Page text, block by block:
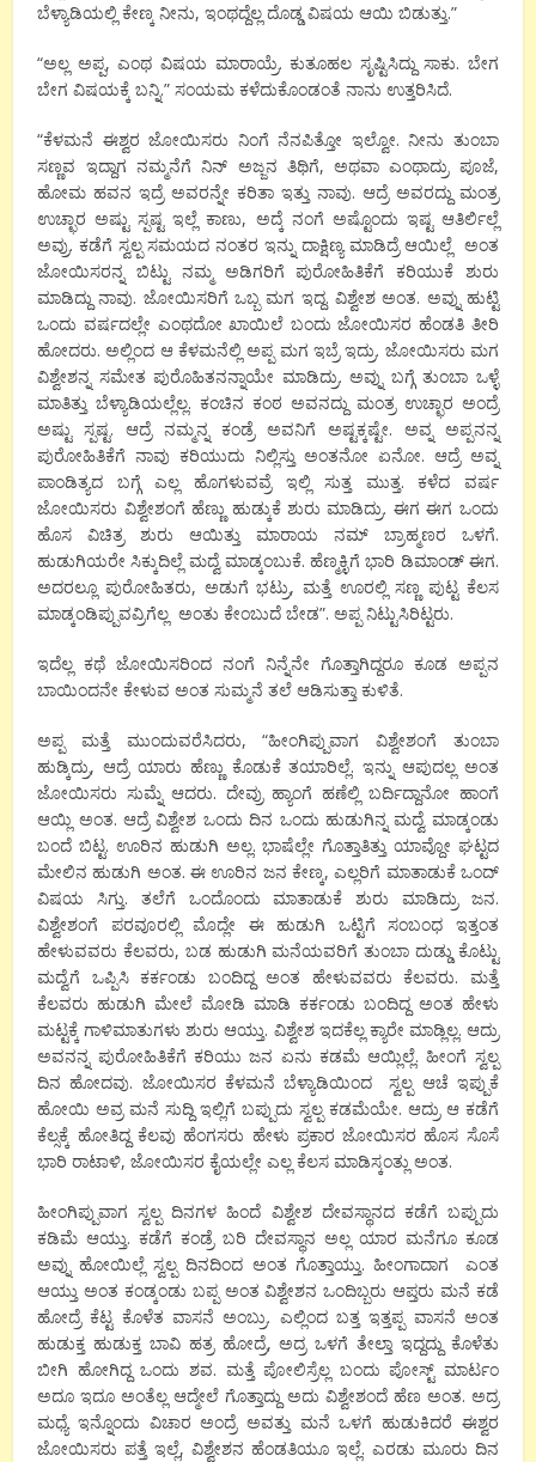
ಬೆಳ್ಯಾಡಿಯಲ್ಲಿ ಕೇಣ್ಕ ನೀನು, ಇಂಥದ್ದೆಲ್ಲ ದೊಡ್ಡ ವಿಷಯ ಆಯಿ ಬಿಡುತ್ತು.”
“ಅಲ್ಲ ಅಪ್ಪ, ಎಂಥ ವಿಷಯ ಮಾರಾಯ್ರೆ. ಕುತೂಹಲ ಸೃಷ್ಟಿಸಿದ್ದು ಸಾಕು. ಬೇಗ
ಬೇಗ ವಿಷಯಕ್ಕೆ ಬನ್ನಿ.” ಸಂಯಮ ಕಳೆದುಕೊಂಡಂತೆ ನಾನು ಉತ್ತರಿಸಿದೆ.
“ಕೆಳಮನೆ ಈಶ್ವರ ಜೋಯಿಸರು ನಿಂಗೆ ನೆನಪಿತ್ತೋ ಇಲ್ವೋ. ನೀನು ತುಂಬಾ
ಸಣ್ಣವ ಇದ್ದಾಗ ನಮ್ಮನೆಗೆ ನಿನ್ ಅಜ್ಜನ ತಿಥಿಗೆ, ಅಥವಾ ಎಂಥಾದ್ರು ಪೂಜೆ,
ಹೋಮ ಹವನ ಇದ್ರೆ ಅವರನ್ನೇ ಕರಿತಾ ಇತ್ತು ನಾವು. ಆದ್ರೆ ಅವರದ್ದು ಮಂತ್ರ
ಉಚ್ಛಾರ ಅಷ್ಟು ಸ್ಪಷ್ಟ ಇಲ್ಲೆ ಕಾಣು, ಅದ್ಕೆ ನಂಗೆ ಅಷ್ಟೊಂದು ಇಷ್ಟ ಆತಿರ್ಲಿಲ್ಲೆ
ಅವ್ರು. ಕಡೆಗೆ ಸ್ವಲ್ಪ ಸಮಯದ ನಂತರ ಇನ್ನು ದಾಕ್ಷಿಣ್ಯ ಮಾಡಿದ್ರೆ ಆಯಿಲ್ಲೆ ಅಂತ
ಜೋಯಿಸರನ್ನ ಬಿಟ್ಟು ನಮ್ಮ ಅಡಿಗರಿಗೆ ಪುರೋಹಿತಿಕೆಗೆ ಕರಿಯುಕೆ ಶುರು
ಮಾಡಿದ್ದು ನಾವು. ಜೋಯಿಸರಿಗೆ ಒಬ್ಬ ಮಗ ಇದ್ದ. ವಿಶ್ವೇಶ ಅಂತ. ಅವ್ನು ಹುಟ್ಟಿ
ಒಂದು ವರ್ಷದಲ್ಲೇ ಎಂಥದೋ ಖಾಯಿಲೆ ಬಂದು ಜೋಯಿಸರ ಹೆಂಡತಿ ತೀರಿ
ಹೋದರು. ಅಲ್ಲಿಂದ ಆ ಕೆಳಮನೆಲ್ಲಿ ಅಪ್ಪ ಮಗ ಇಬ್ರೆ ಇದ್ರು. ಜೋಯಿಸರು ಮಗ
ವಿಶ್ವೇಶನ್ನ ಸಮೇತ ಪುರೊಹಿತನನ್ನಾಯೇ ಮಾಡಿದ್ರು. ಅವ್ನು ಬಗ್ಗೆ ತುಂಬಾ ಒಳ್ಳೆ
ಮಾತಿತ್ತು ಬೆಳ್ಯಾಡಿಯಲ್ಲೆಲ್ಲ. ಕಂಚಿನ ಕಂಠ ಅವನದ್ದು ಮಂತ್ರ ಉಚ್ಛಾರ ಅಂದ್ರೆ
ಅಷ್ಟು ಸ್ಪಷ್ಟ. ಆದ್ರೆ ನಮ್ಮನ್ನ ಕಂಡ್ರೆ ಅವನಿಗೆ ಅಷ್ಟಕ್ಕಷ್ಟೇ. ಅವ್ನ ಅಪ್ಪನನ್ನ
ಪುರೋಹಿತಿಕೆಗೆ ನಾವು ಕರಿಯುದು ನಿಲ್ಲಿಸ್ತು ಅಂತನೋ ಏನೋ. ಆದ್ರೆ ಅವ್ನ
ಪಾಂಡಿತ್ಯದ ಬಗ್ಗೆ ಎಲ್ಲ ಹೊಗಳುವವ್ರೆ ಇಲ್ಲಿ ಸುತ್ತ ಮುತ್ತ. ಕಳೆದ ವರ್ಷ
ಜೋಯಿಸರು ವಿಶ್ವೇಶಂಗೆ ಹೆಣ್ಣು ಹುಡ್ಕುಕೆ ಶುರು ಮಾಡಿದ್ರು. ಈಗ ಈಗ ಒಂದು
ಹೊಸ ವಿಚಿತ್ರ ಶುರು ಆಯಿತ್ತು ಮಾರಾಯ ನಮ್ ಬ್ರಾಹ್ಮಣರ ಒಳಗೆ.
ಹುಡುಗಿಯರೇ ಸಿಕ್ಕುದಿಲ್ಲೆ ಮದ್ವೆ ಮಾಡ್ಕಂಬುಕೆ. ಹೆಣ್ಮಕ್ಳಿಗೆ ಭಾರಿ ಡಿಮಾಂಡ್ ಈಗ.
ಅದರಲ್ಲೂ ಪುರೋಹಿತರು, ಅಡುಗೆ ಭಟ್ರು, ಮತ್ತೆ ಊರಲ್ಲಿ ಸಣ್ಣ ಪುಟ್ಟ ಕೆಲಸ
ಮಾಡ್ಕಂಡಿಪ್ಪುವವ್ರಿಗೆಲ್ಲ ಅಂತು ಕೇಂಬುದೆ ಬೇಡ”. ಅಪ್ಪ ನಿಟ್ಟುಸಿರಿಟ್ಟರು.
ಇದೆಲ್ಲ ಕಥೆ ಜೋಯಿಸರಿಂದ ನಂಗೆ ನಿನ್ನೆನೇ ಗೊತ್ತಾಗಿದ್ದರೂ ಕೂಡ ಅಪ್ಪನ
ಬಾಯಿಂದನೇ ಕೇಳುವ ಅಂತ ಸುಮ್ಮನೆ ತಲೆ ಆಡಿಸುತ್ತಾ ಕುಳಿತೆ.
ಅಪ್ಪ ಮತ್ತೆ ಮುಂದುವರೆಸಿದರು, “ಹೀಂಗಿಪ್ಪುವಾಗ ವಿಶ್ವೇಶಂಗೆ ತುಂಬಾ
ಹುಡ್ಕಿದ್ರು, ಆದ್ರೆ ಯಾರು ಹೆಣ್ಣು ಕೊಡುಕೆ ತಯಾರಿಲ್ಲೆ. ಇನ್ನು ಆಪುದಲ್ಲ ಅಂತ
ಜೋಯಿಸರು ಸುಮ್ನೆ ಆದರು. ದೇವ್ರು ಹ್ಯಾಂಗೆ ಹಣೆಲ್ಲಿ ಬರ್ದಿದ್ದಾನೋ ಹಾಂಗೆ
ಆಯ್ಲಿ ಅಂತ. ಆದ್ರೆ ವಿಶ್ವೇಶ ಒಂದು ದಿನ ಒಂದು ಹುಡುಗಿನ್ನ ಮದ್ವೆ ಮಾಡ್ಕಂಡು
ಬಂದೆ ಬಿಟ್ಟ. ಊರಿನ ಹುಡುಗಿ ಅಲ್ಲ. ಭಾಷೆಲ್ಲೇ ಗೊತ್ತಾತಿತ್ತು ಯಾವ್ದೋ ಘಟ್ಟದ
ಮೇಲಿನ ಹುಡುಗಿ ಅಂತ. ಈ ಊರಿನ ಜನ ಕೇಣ್ಕ, ಎಲ್ಲರಿಗೆ ಮಾತಾಡುಕೆ ಒಂದ್
ವಿಷಯ ಸಿಗ್ತು. ತಲೆಗೆ ಒಂದೊಂದು ಮಾತಾಡುಕೆ ಶುರು ಮಾಡಿದ್ರು ಜನ.
ವಿಶ್ವೇಶಂಗೆ ಪರವೂರಲ್ಲಿ ಮೊದ್ಲೇ ಈ ಹುಡುಗಿ ಒಟ್ಟಿಗೆ ಸಂಬಂಧ ಇತ್ತಂತ
ಹೇಳುವವರು ಕೆಲವರು, ಬಡ ಹುಡುಗಿ ಮನೆಯವರಿಗೆ ತುಂಬಾ ದುಡ್ಡು ಕೊಟ್ಟು
ಮದ್ವೆಗೆ ಒಪ್ಪಿಸಿ ಕರ್ಕಂಡು ಬಂದಿದ್ದ ಅಂತ ಹೇಳುವವರು ಕೆಲವರು. ಮತ್ತೆ
ಕೆಲವರು ಹುಡುಗಿ ಮೇಲೆ ಮೋಡಿ ಮಾಡಿ ಕರ್ಕಂಡು ಬಂದಿದ್ದ ಅಂತ ಹೇಳು
ಮಟ್ಟಕ್ಕೆ ಗಾಳಿಮಾತುಗಳು ಶುರು ಆಯ್ತು. ವಿಶ್ವೇಶ ಇದಕೆಲ್ಲ ಕ್ಯಾರೇ ಮಾಡ್ಲಿಲ್ಲ. ಆದ್ರು
ಅವನನ್ನ ಪುರೋಹಿತಿಕೆಗೆ ಕರಿಯು ಜನ ಏನು ಕಡಮೆ ಆಯ್ಲಿಲ್ಲೆ. ಹೀಂಗೆ ಸ್ವಲ್ಪ
ದಿನ ಹೋದವು. ಜೋಯಿಸರ ಕೆಳಮನೆ ಬೆಳ್ಯಾಡಿಯಿಂದ ಸ್ವಲ್ಪ ಆಚೆ ಇಪ್ಪುಕೆ
ಹೋಯಿ ಅವ್ರ ಮನೆ ಸುದ್ದಿ ಇಲ್ಲಿಗೆ ಬಪ್ಪುದು ಸ್ವಲ್ಪ ಕಡಮೆಯೇ. ಆದ್ರು ಆ ಕಡೆಗೆ
ಕೆಲ್ಸಕ್ಕೆ ಹೋತಿದ್ದ ಕೆಲವು ಹೆಂಗಸರು ಹೇಳು ಪ್ರಕಾರ ಜೋಯಿಸರ ಹೊಸ ಸೊಸೆ
ಭಾರಿ ರಾಟಾಳಿ, ಜೋಯಿಸರ ಕೈಯಲ್ಲೇ ಎಲ್ಲ ಕೆಲಸ ಮಾಡಿಸ್ಕಂತ್ಲು ಅಂತ.
ಹೀಂಗಿಪ್ಪುವಾಗ ಸ್ವಲ್ಪ ದಿನಗಳ ಹಿಂದೆ ವಿಶ್ವೇಶ ದೇವಸ್ಥಾನದ ಕಡೆಗೆ ಬಪ್ಪುದು
ಕಡಿಮೆ ಆಯ್ತು. ಕಡೆಗೆ ಕಂಡ್ರೆ ಬರಿ ದೇವಸ್ಥಾನ ಅಲ್ಲ ಯಾರ ಮನೆಗೂ ಕೂಡ
ಅವ್ನು ಹೋಯಿಲ್ಲೆ ಸ್ವಲ್ಪ ದಿನದಿಂದ ಅಂತ ಗೊತ್ತಾಯ್ತು. ಹೀಂಗಾದಾಗ ಎಂತ
ಆಯ್ತು ಅಂತ ಕಂಡ್ಕಂಡು ಬಪ್ಪ ಅಂತ ವಿಶ್ವೇಶನ ಒಂದಿಬ್ಬರು ಆಪ್ತರು ಮನೆ ಕಡೆ
ಹೋದ್ರೆ ಕೆಟ್ಟ ಕೊಳೆತ ವಾಸನೆ ಅಂಬ್ರು. ಎಲ್ಲಿಂದ ಬತ್ತ ಇತ್ತಪ್ಪ ವಾಸನೆ ಅಂತ
ಹುಡುಕ್ತ ಹುಡುಕ್ತ ಬಾವಿ ಹತ್ರ ಹೋದ್ರೆ, ಅದ್ರ ಒಳಗೆ ತೇಲ್ತಾ ಇದ್ದದ್ದು ಕೊಳೆತು
ಬೀಗಿ ಹೋಗಿದ್ದ ಒಂದು ಶವ. ಮತ್ತೆ ಪೋಲಿಸ್ರೆಲ್ಲ ಬಂದು ಪೋಸ್ಟ್ ಮಾರ್ಟಂ
ಅದೂ ಇದೂ ಅಂತೆಲ್ಲ ಆದ್ಮೇಲೆ ಗೊತ್ತಾದ್ದು ಅದು ವಿಶ್ವೇಶಂದೆ ಹೆಣ ಅಂತ. ಅದ್ರ
ಮಧ್ಯೆ ಇನ್ನೊಂದು ವಿಚಾರ ಅಂದ್ರೆ ಅವತ್ತು ಮನೆ ಒಳಗೆ ಹುಡುಕಿದರೆ ಈಶ್ವರ
ಜೋಯಿಸರು ಪತ್ತೆ ಇಲ್ಲೆ, ವಿಶ್ವೇಶನ ಹೆಂಡತಿಯೂ ಇಲ್ಲೆ. ಎರಡು ಮೂರು ದಿನ